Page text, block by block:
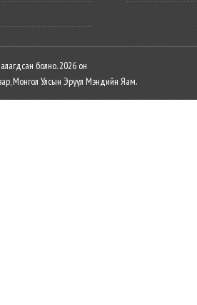
болно. 2026 он
Монгол Улсын Эрүүл Мэндийн Яам.